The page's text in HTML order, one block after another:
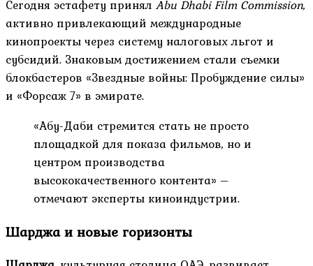
Сегодня эстафету принял Abu Dhabi Film Commission,
активно привлекающий международные
кинопроекты через систему налоговых льгот и
субсидий. Знаковым достижением стали съемки
блокбастеров «Звездные войны: Пробуждение силы»
и «Форсаж 7» в эмирате.
«Абу-Даби стремится стать не просто
площадкой для показа фильмов, но и
центром производства
высококачественного контента» –
отмечают эксперты киноиндустрии.
Шарджа и новые горизонты